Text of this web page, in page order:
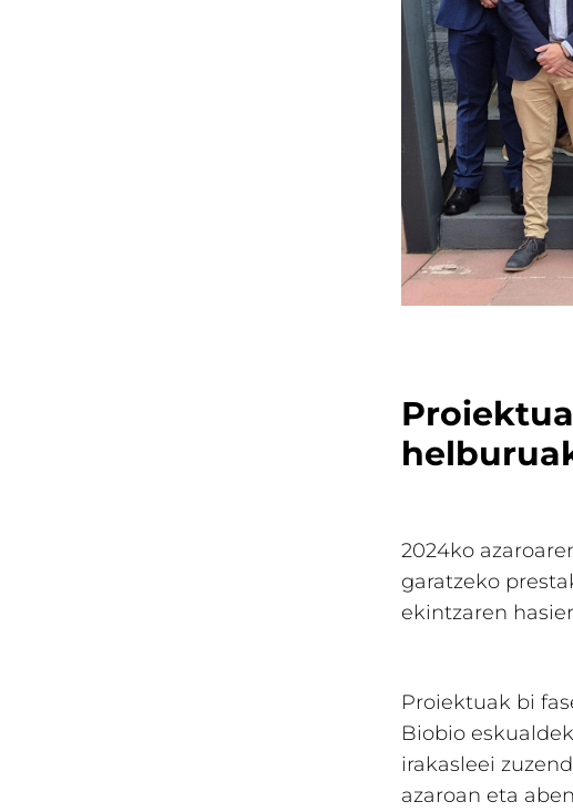
2024ko
garatzeko
ekintzaren
Proiektuak bi
Biobio
irakasleei
azaroan eta